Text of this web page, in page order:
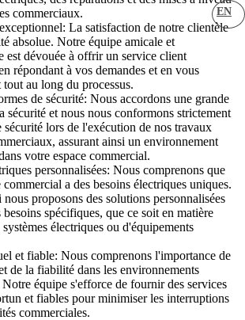
EN
commerciaux.
La satisfaction de notre clientèle
absolue. Notre équipe amicale et
est dévouée à offrir un service client
répondant à vos demandes et en vous
tout au long du processus.
de sécurité: Nous accordons une grande
sécurité et nous nous conformons strictement
sécurité lors de l'exécution de nos travaux
assurant ainsi un environnement
votre espace commercial.
personnalisées: Nous comprenons que
commercial a des besoins électriques uniques.
proposons des solutions personnalisées
besoins spécifiques, que ce soit en matière
électriques ou d'équipements
et fiable: Nous comprenons l'importance de
de la fiabilité dans les environnements
équipe s'efforce de fournir des services
et fiables pour minimiser les interruptions
commerciales.